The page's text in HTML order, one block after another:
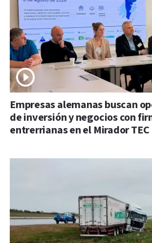
Empresas alemanas buscan
de inversión y negocios con
entrerrianas en el Mirador TEC